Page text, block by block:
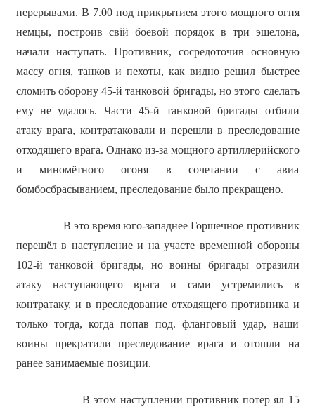
перерывами. В 7.00 под прикрытием этого мощного огня
немцы, построив свій боевой порядок в три эшелона,
начали наступать. Противник, сосредоточив основную
массу огня, танков и пехоты, как видно решил быстрее
сломить оборону 45-й танковой бригады, но этого сделать
ему не удалось. Части 45-й танковой бригады отбили
атаку врага, контратаковали и перешли в преследование
отходящего врага. Однако из-за мощного артиллерийского
и миномётного огоня в сочетании с авиа
бомбосбрасыванием, преследование было прекращено.
В это время юго-западнее Горшечное противник
перешёл в наступление и на участе временной обороны
102-й танковой бригады, но воины бригады отразили
атаку наступающего врага и сами устремились в
контратаку, и в преследование отходящего противника и
только тогда, когда попав под. фланговый удар, наши
воины прекратили преследование врага и отошли на
ранее занимаемые позиции.
В этом наступлении противник потер ял 15